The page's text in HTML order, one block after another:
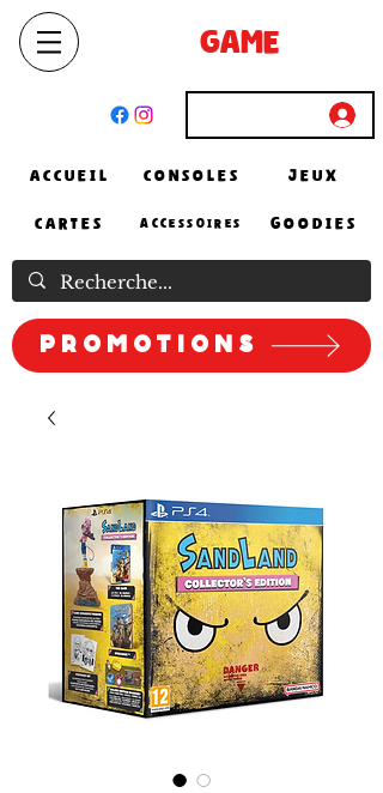
GAME
ACCUEIL CONSOLES JEUX
CARTES ACCESSOIRES GOODIES
Promotions